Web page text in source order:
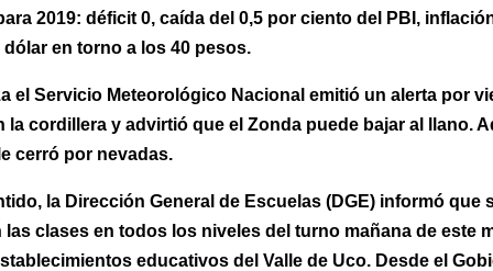
2019: déficit 0, caída del 0,5 por ciento del PBI,
en torno a los 40 pesos.
el Servicio Meteorológico Nacional emitió un alerta por
la cordillera y advirtió que el Zonda puede bajar al llano.
cerró por nevadas.
la Dirección General de Escuelas (DGE) informó que
clases en todos los niveles del turno mañana de este
educativos del Valle de Uco. Desde el